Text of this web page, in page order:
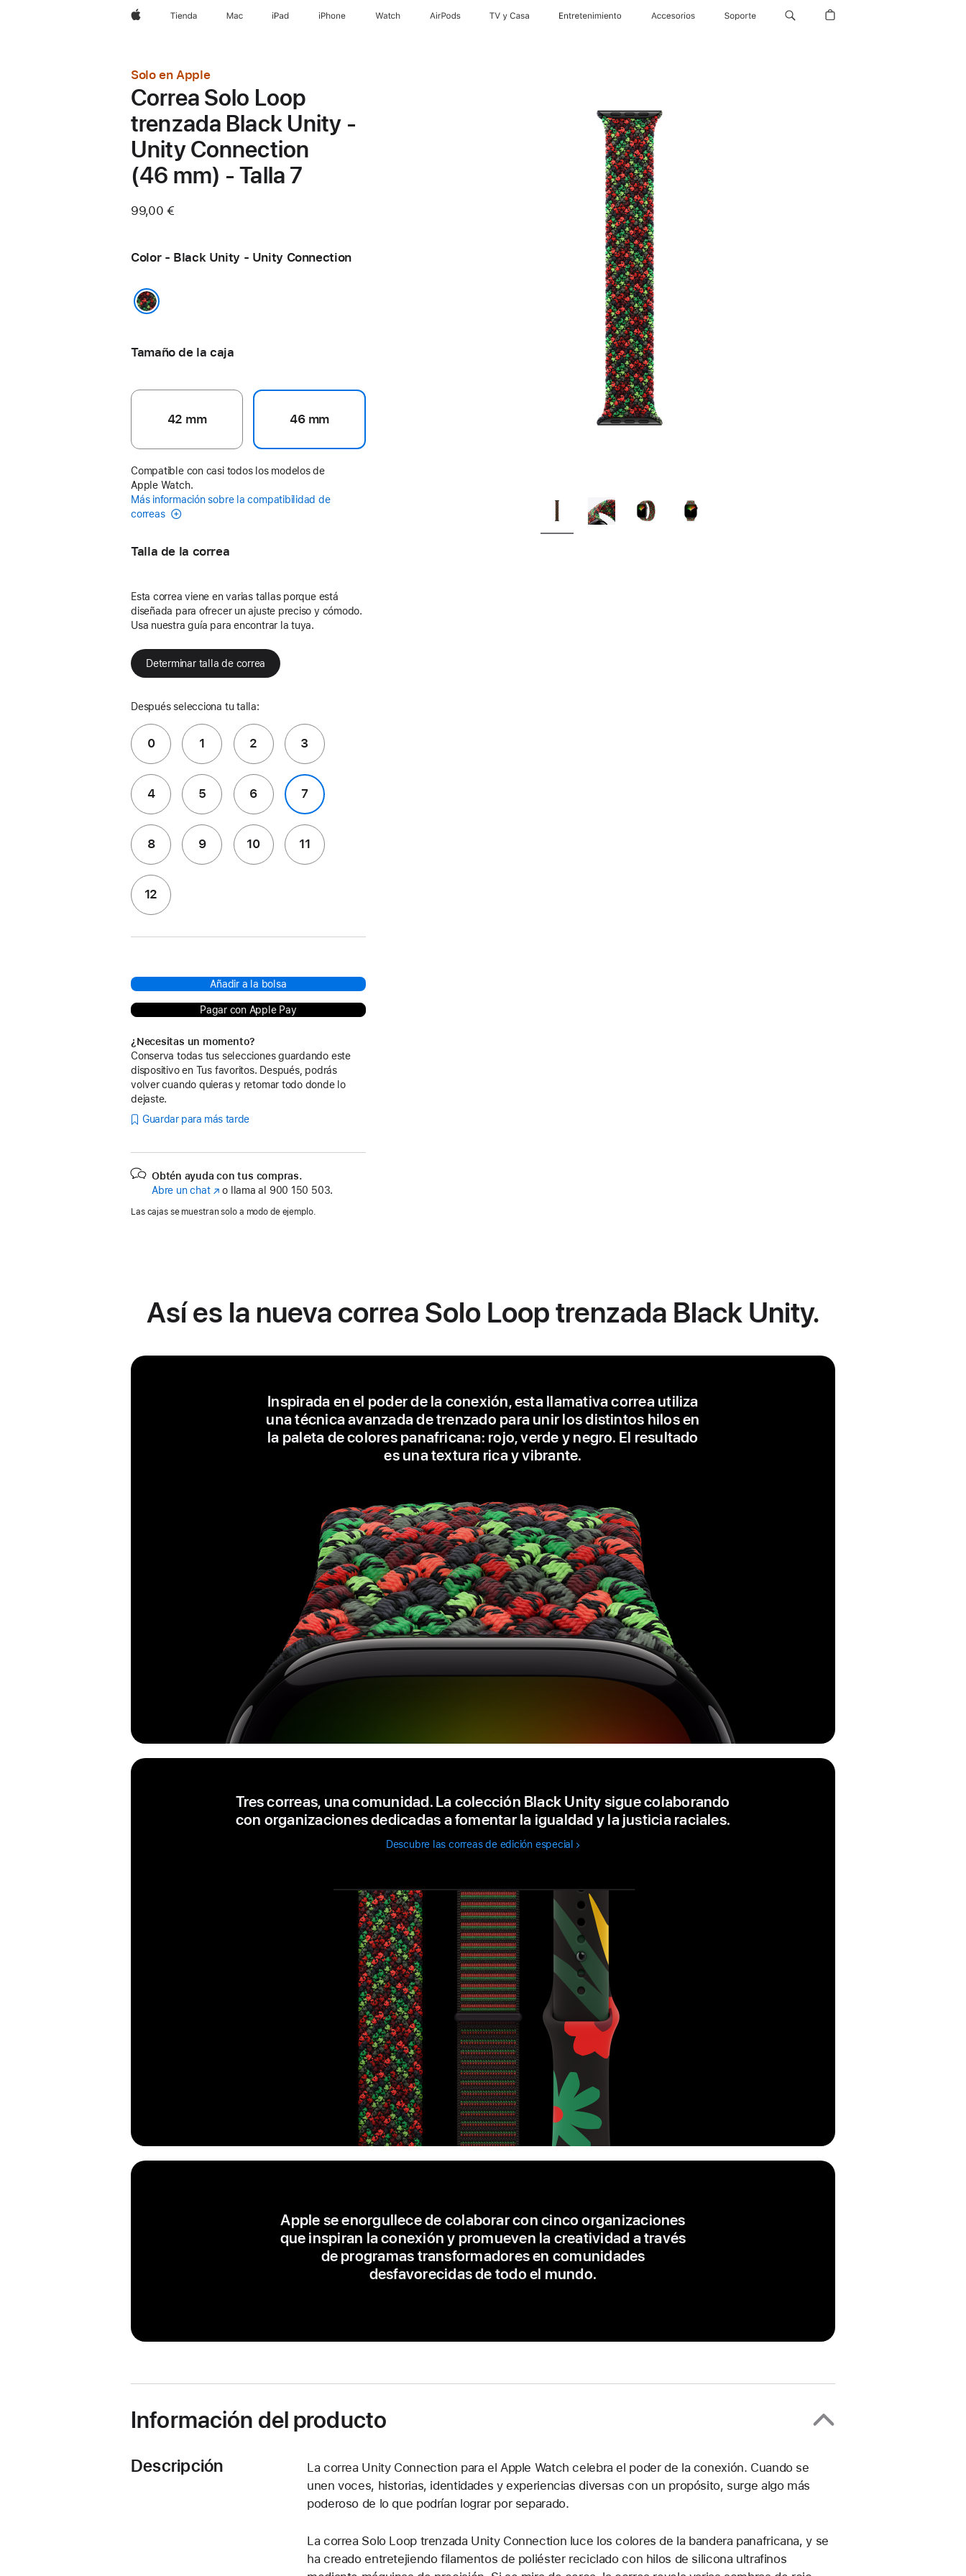
AppleTienda Mac iPad iPhone Watch AirPods TV y Casa Entretenimiento Accesorios Soporte
Solo en Apple
Correa Solo Loop
trenzada Black Unity -
Unity Connection
(46 mm) - Talla 7
99,00 €
Color - Black Unity - Unity Connection
Tamaño de la caja
42 mm 46 mm
Compatible con casi todos los modelos de
Apple Watch.
Más información sobre la compatibilidad de
correas
Talla de la correa
Esta correa viene en varias tallas porque está
diseñada para ofrecer un ajuste preciso y cómodo.
Usa nuestra guía para encontrar la tuya.
Determinar talla de correa
Después selecciona tu talla:
0 1 2 3
4 5 6 7
8 9 10 11
12
Añadir a la bolsa
Pagar con Apple Pay
¿Necesitas un momento?
Conserva todas tus selecciones guardando este
dispositivo en Tus favoritos. Después, podrás
volver cuando quieras y retomar todo donde lo
dejaste.
Guardar para más tarde
Obtén ayuda con tus compras.
Abre un chat(Seo llama al 900 150 503.
Las cajas se muestran solo a modo de ejemplo.
Así es la nueva correa Solo Loop trenzada Black Unity.
Inspirada en el poder de la conexión, esta llamativa correa utiliza
una técnica avanzada de trenzado para unir los distintos hilos en
la paleta de colores panafricana: rojo, verde y negro. El resultado
es una textura rica y vibrante.
Tres correas, una comunidad. La colección Black Unity sigue colaborando
con organizaciones dedicadas a fomentar la igualdad y la justicia raciales.
Descubre las correas de edición especial
Apple se enorgullece de colaborar con cinco organizaciones
que inspiran la conexión y promueven la creatividad a través
de programas transformadores en comunidades
desfavorecidas de todo el mundo.
Información del producto
Descripción
La correa Unity Connection para el Apple Watch celebra el poder de la conexión. Cuando se
unen voces, historias, identidades y experiencias diversas con un propósito, surge algo más
poderoso de lo que podrían lograr por separado.
La correa Solo Loop trenzada Unity Connection luce los colores de la bandera panafricana, y se
ha creado entretejiendo filamentos de poliéster reciclado con hilos de silicona ultrafinos